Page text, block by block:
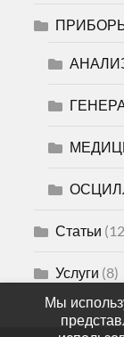
Статьи
Услуги (8)
Мы